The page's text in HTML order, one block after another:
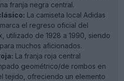
franja negra central.
La camiseta local Adidas
el regreso oficial del
utilizado de 1928 a 1990, siendo
muchos aficionados.
La franja roja central
geométrico/de rombos en
tejido, ofreciendo un elemento